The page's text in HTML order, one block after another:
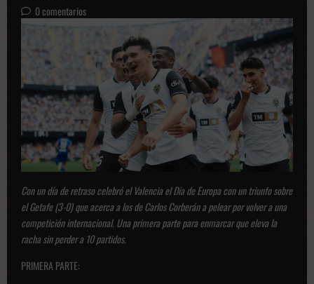
0 comentarios
Con un día de retraso celebró el Valencia el Día de Europa con un triunfo sobre
el Getafe (3-0) que acerca a los de Carlos Corberán a pelear por volver a una
competición internacional. Una primera parte para enmarcar que eleva la
racha sin perder a 10 partidos.
PRIMERA PARTE: